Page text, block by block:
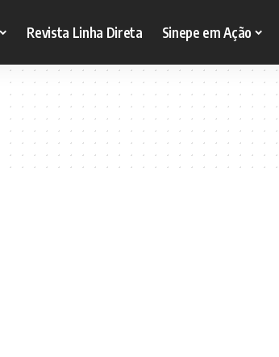
Revista Linha Direta Sinepe em Ação